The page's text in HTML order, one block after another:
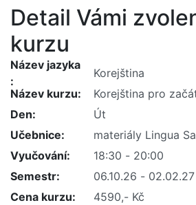
Detail Vámi
kurzu
Název jazyka
Název kurzu
Den
Učebnice
Vyučování
Semestr
Cena kurzu